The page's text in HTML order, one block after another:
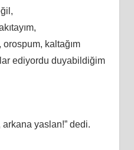
orospum, kaltağım
ediyordu duyabildiğim
yaslan!” dedi.